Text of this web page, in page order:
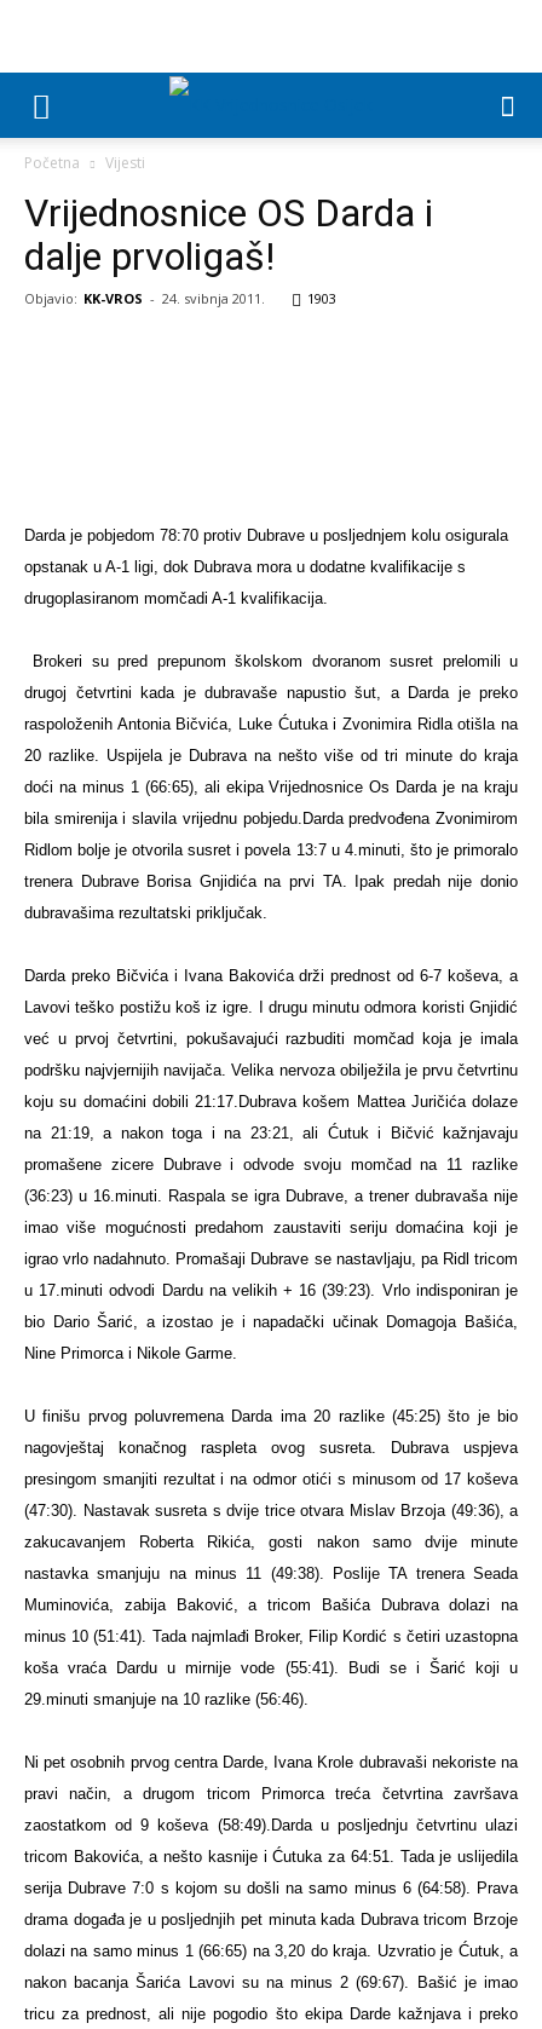
Početna Vijesti
Vrijednosnice OS Darda i
dalje prvoligaš!
Objavio: KK-VROS - 24. svibnja 2011. 1903
Darda je pobjedom 78:70 protiv Dubrave u posljednjem kolu osigurala
opstanak u A-1 ligi, dok Dubrava mora u dodatne kvalifikacije s
drugoplasiranom momčadi A-1 kvalifikacija.
Brokeri su pred prepunom školskom dvoranom susret prelomili u
drugoj četvrtini kada je dubravaše napustio šut, a Darda je preko
raspoloženih Antonia Bičvića, Luke Ćutuka i Zvonimira Ridla otišla na
20 razlike. Uspijela je Dubrava na nešto više od tri minute do kraja
doći na minus 1 (66:65), ali ekipa Vrijednosnice Os Darda je na kraju
bila smirenija i slavila vrijednu pobjedu. Darda predvođena Zvonimirom
Ridlom bolje je otvorila susret i povela 13:7 u 4.minuti, što je primoralo
trenera Dubrave Borisa Gnjidića na prvi TA. Ipak predah nije donio
dubravašima rezultatski priključak.
Darda preko Bičvića i Ivana Bakovića drži prednost od 6-7 koševa, a
Lavovi teško postižu koš iz igre. I drugu minutu odmora koristi Gnjidić
već u prvoj četvrtini, pokušavajući razbuditi momčad koja je imala
podršku najvjernijih navijača. Velika nervoza obilježila je prvu četvrtinu
koju su domaćini dobili 21:17. Dubrava košem Mattea Juričića dolaze
na 21:19, a nakon toga i na 23:21, ali Ćutuk i Bičvić kažnjavaju
promašene zicere Dubrave i odvode svoju momčad na 11 razlike
(36:23) u 16.minuti. Raspala se igra Dubrave, a trener dubravaša nije
imao više mogućnosti predahom zaustaviti seriju domaćina koji je
igrao vrlo nadahnuto. Promašaji Dubrave se nastavljaju, pa Ridl tricom
u 17.minuti odvodi Dardu na velikih + 16 (39:23). Vrlo indisponiran je
bio Dario Šarić, a izostao je i napadački učinak Domagoja Bašića,
Nine Primorca i Nikole Garme.
U finišu prvog poluvremena Darda ima 20 razlike (45:25) što je bio
nagovještaj konačnog raspleta ovog susreta. Dubrava uspjeva
presingom smanjiti rezultat i na odmor otići s minusom od 17 koševa
(47:30). Nastavak susreta s dvije trice otvara Mislav Brzoja (49:36), a
zakucavanjem Roberta Rikića, gosti nakon samo dvije minute
nastavka smanjuju na minus 11 (49:38). Poslije TA trenera Seada
Muminovića, zabija Baković, a tricom Bašića Dubrava dolazi na
minus 10 (51:41). Tada najmlađi Broker, Filip Kordić s četiri uzastopna
koša vraća Dardu u mirnije vode (55:41). Budi se i Šarić koji u
29.minuti smanjuje na 10 razlike (56:46).
Ni pet osobnih prvog centra Darde, Ivana Krole dubravaši nekoriste na
pravi način, a drugom tricom Primorca treća četvrtina završava
zaostatkom od 9 koševa (58:49). Darda u posljednju četvrtinu ulazi
tricom Bakovića, a nešto kasnije i Ćutuka za 64:51. Tada je uslijedila
serija Dubrave 7:0 s kojom su došli na samo minus 6 (64:58). Prava
drama događa je u posljednjih pet minuta kada Dubrava tricom Brzoje
dolazi na samo minus 1 (66:65) na 3,20 do kraja. Uzvratio je Ćutuk, a
nakon bacanja Šarića Lavovi su na minus 2 (69:67). Bašić je imao
tricu za prednost, ali nije pogodio što ekipa Darde kažnjava i preko